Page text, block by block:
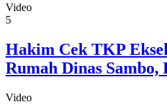
Video
5
Hakim Cek TKP
Rumah Dinas Sambo,
Video